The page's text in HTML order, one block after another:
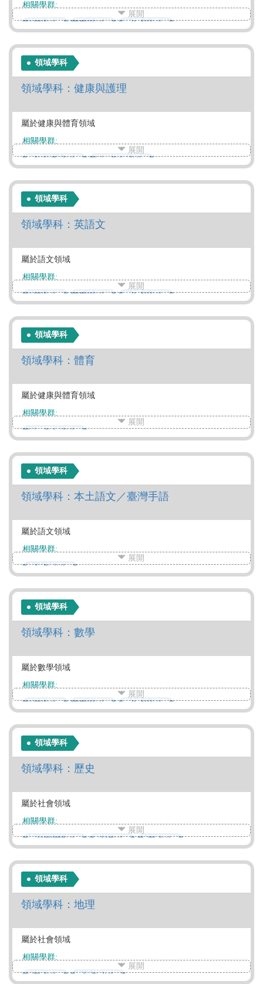
相關學群:
資訊學群 工程學群
數理化學群
管理學群
財經學群
展開
領域學科
領域學科：健康與護理
屬於健康與體育領域
相關學群:
醫藥衛生學群 遊憩運動學群
展開
領域學科
領域學科：英語文
屬於語文領域
相關學群:
資訊學群 工程學群
數理化學群
地球環境學群
社會心理學群
文史哲學群
教育學群
展開
領域學科
領域學科：體育
屬於健康與體育領域
相關學群:
遊憩運動學群
展開
領域學科
領域學科：本土語文／臺灣手語
屬於語文領域
相關學群:
文史哲學群
展開
領域學科
領域學科：數學
屬於數學領域
相關學群:
資訊學群 工程學群
數理化學群
地球環境學群
法政學群
管理學群
展開
領域學科
領域學科：歷史
屬於社會領域
相關學群:
建築設計學群 藝術學群
外語學群
展開
領域學科
領域學科：地理
屬於社會領域
相關學群:
外語學群 文史哲學群
展開